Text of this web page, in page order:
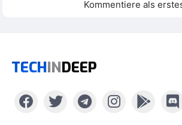
Kommentiere als
TECHINDEEP